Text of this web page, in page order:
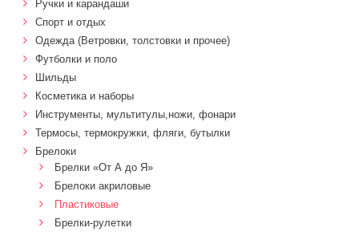
Ручки и карандаши
Спорт и отдых
Одежда (Ветровки, толстовки и прочее)
Футболки и поло
Шильды
Косметика и наборы
Инструменты, мультитулы,ножи, фонари
Термосы, термокружки, фляги, бутылки
Брелоки
Брелки «От А до Я»
Брелоки акриловые
Пластиковые
Брелки-рулетки